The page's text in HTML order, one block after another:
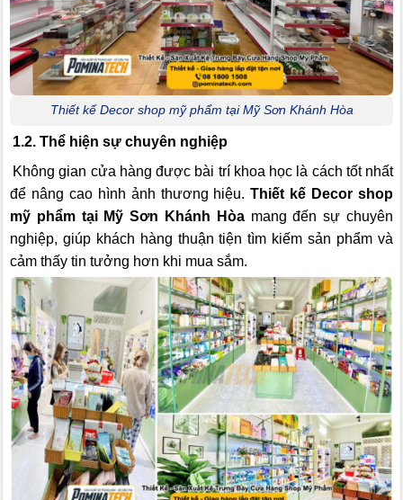
Thiết kế Decor shop mỹ phẩm tại Mỹ Sơn Khánh Hòa
1.2. Thể hiện sự chuyên nghiệp
Không gian cửa hàng được bài trí khoa học là cách tốt nhất
để nâng cao hình ảnh thương hiệu.Thiết kế Decor shop
mỹ phẩm tại Mỹ Sơn Khánh Hòamang đến sự chuyên
nghiệp, giúp khách hàng thuận tiện tìm kiếm sản phẩm và
cảm thấy tin tưởng hơn khi mua sắm.